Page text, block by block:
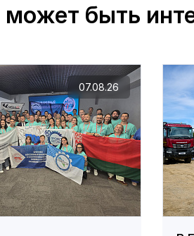
быть
07.08.26